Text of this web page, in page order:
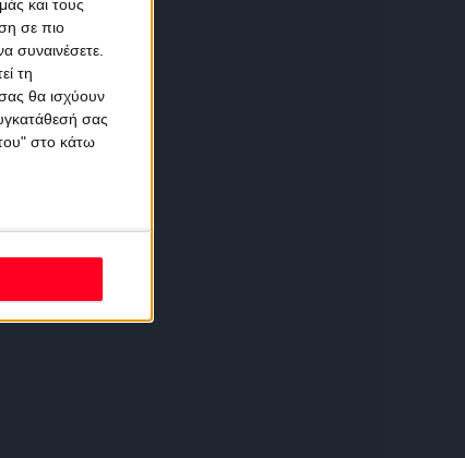
και τους
σε πιο
συναινέσετε.
τη
θα ισχύουν
σας
στο κάτω